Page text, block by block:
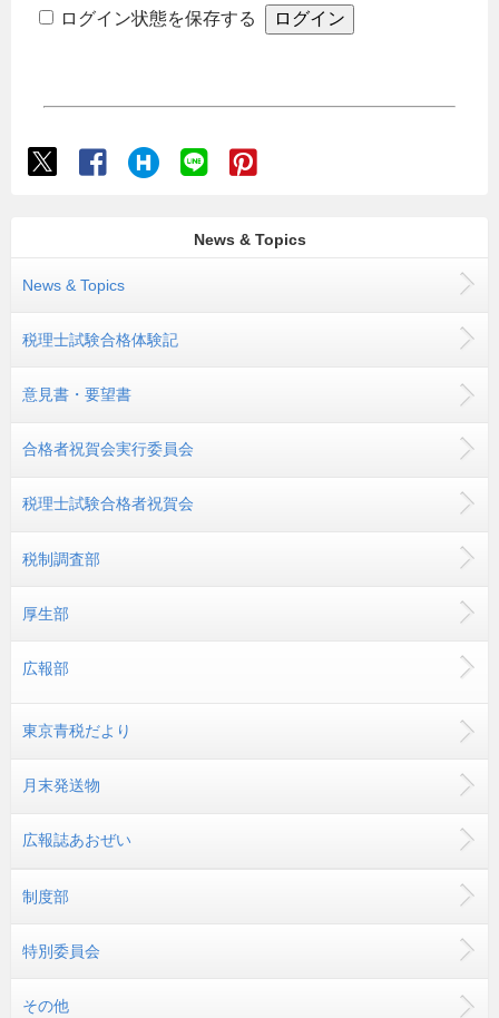
ログイン状態を保存する
News & Topics
News & Topics
税理士試験合格体験記
意見書・要望書
合格者祝賀会実行委員会
税理士試験合格者祝賀会
税制調査部
厚生部
広報部
東京青税だより
月末発送物
広報誌あおぜい
制度部
特別委員会
その他